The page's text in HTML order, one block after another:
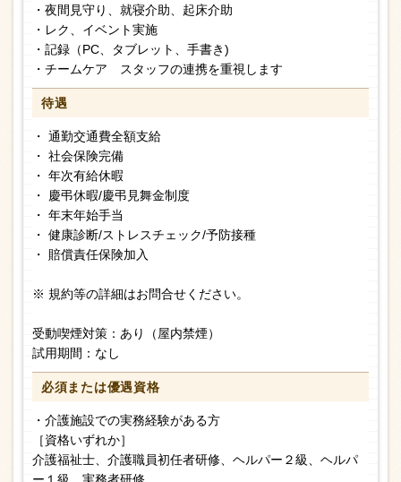
・夜間見守り、就寝介助、起床介助
・レク、イベント実施
・記録（PC、タブレット、手書き)
・チームケア スタッフの連携を重視します
待遇
・ 通勤交通費全額支給
・ 社会保険完備
・ 年次有給休暇
・ 慶弔休暇/慶弔見舞金制度
・ 年末年始手当
・ 健康診断/ストレスチェック/予防接種
・ 賠償責任保険加入
※ 規約等の詳細はお問合せください。
受動喫煙対策：あり（屋内禁煙）
試用期間：なし
必須または優遇資格
・介護施設での実務経験がある方
［資格いずれか］
介護福祉士、介護職員初任者研修、ヘルパー２級、ヘルパ